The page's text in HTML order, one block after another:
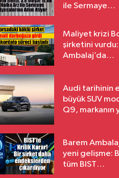
ile Sermaye
Maliyet krizi
şirketini
Ambalaj’da
Audi tarihinin
büyük SUV
Q9, markanın
Barem
yeni gelişme:
tüm BIST